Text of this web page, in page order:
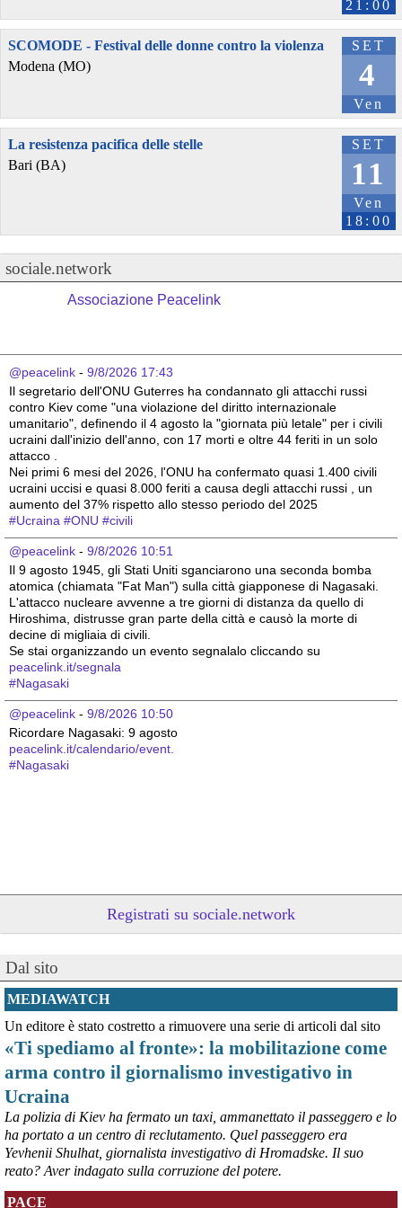
21:00
SET
4
Ven
SCOMODE - Festival delle donne contro la violenza
Modena (MO)
SET
11
Ven
18:00
La resistenza pacifica delle stelle
Bari (BA)
sociale.network
Associazione Peacelink
@peacelink - 9/8/2026 17:43
Il segretario dell'ONU Guterres ha condannato gli attacchi russi
contro Kiev come "una violazione del diritto internazionale
umanitario", definendo il 4 agosto la "giornata più letale" per i civili
ucraini dall'inizio dell'anno, con 17 morti e oltre 44 feriti in un solo
attacco .
Nei primi 6 mesi del 2026, l'ONU ha confermato quasi 1.400 civili
ucraini uccisi e quasi 8.000 feriti a causa degli attacchi russi , un
aumento del 37% rispetto allo stesso periodo del 2025
#Ucraina #ONU #civili
@peacelink - 9/8/2026 10:51
Il 9 agosto 1945, gli Stati Uniti sganciarono una seconda bomba
atomica (chiamata "Fat Man") sulla città giapponese di Nagasaki.
L'attacco nucleare avvenne a tre giorni di distanza da quello di
Hiroshima, distrusse gran parte della città e causò la morte di
decine di migliaia di civili.
peacelink.it/segnala
#Nagasaki
@peacelink - 9/8/2026 10:50
Ricordare Nagasaki: 9 agosto
peacelink.it/calendario/event.
#Nagasaki
@peacelink - 9/8/2026 10:48
Oggi, 9 agosto, si celebra la Giornata internazionale dei popoli
indigeni, istituita dall'ONU nel 1994 per valorizzare il contributo
unico che essi danno alla diversità umana e promuovere la
protezione dei loro diritti umani e territoriali.
Dare visibilità ai gravi problemi che gli oltre 476 milioni di indigeni
devono affrontare a causa delle azioni predatorie altrui è
necessario per il loro futuro.
Survival International info@survival.it
dirittiglobali dirittiumani
@peacelink - 9/8/2026 10:46
Da Luisa Morgantini, presidente di AssopacePalestina (per contatti:
lmorgantiniassopace@gmail.com)
Registrati su sociale.network
Dal sito
MEDIAWATCH
Un editore è stato costretto a rimuovere una serie di articoli dal sito
«Ti spediamo al fronte»: la mobilitazione come
arma contro il giornalismo investigativo in
Ucraina
La polizia di Kiev ha fermato un taxi, ammanettato il passeggero e lo
ha portato a un centro di reclutamento. Quel passeggero era
Yevhenii Shulhat, giornalista investigativo di Hromadske. Il suo
reato? Aver indagato sulla corruzione del potere.
PACE